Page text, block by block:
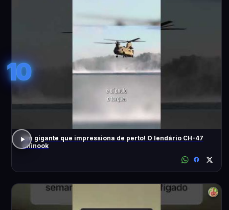
10
Um gigante que impressiona de perto! O lendário CH-47
Chinook